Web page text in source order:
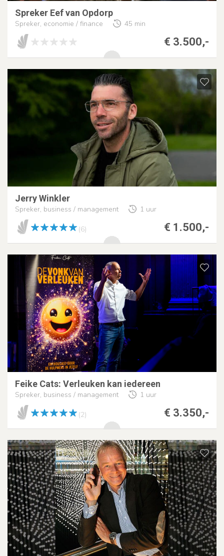
Spreker Eef van Opdorp
Spreker, economie / finance 45 min
€ 3.500,-
Jerry Winkler
Spreker, business / management 1 uur
€ 1.500,-
(6)
Feike Cats: Verleuken kan iedereen
Spreker, business / management 1 uur
€ 3.350,-
(2)